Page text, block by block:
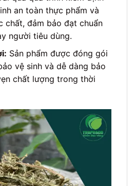
an toàn thực phẩm và
chất, đảm bảo đạt chuẩn
người tiêu dùng.
Sản phẩm được đóng gói
vệ sinh và dễ dàng bảo
chất lượng trong thời